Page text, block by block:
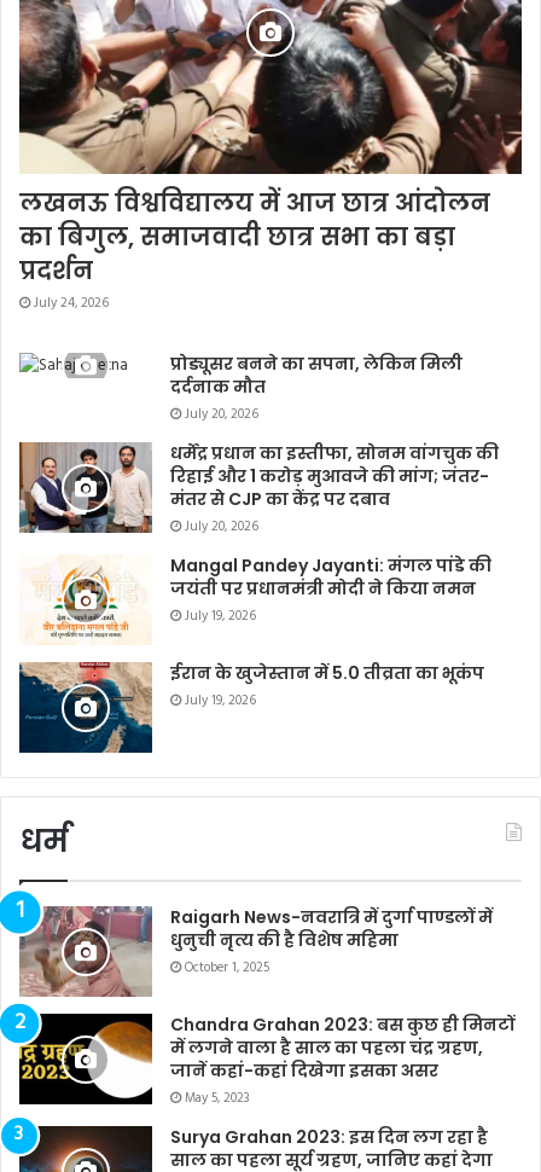
लखनऊ विश्वविद्यालय में आज छात्र आंदोलन
का बिगुल, समाजवादी छात्र सभा का बड़ा
प्रदर्शन
July 24, 2026
प्रोड्यूसर बनने का सपना, लेकिन मिली
दर्दनाक मौत
July 20, 2026
धर्मेंद्र प्रधान का इस्तीफा, सोनम वांगचुक की
रिहाई और 1 करोड़ मुआवजे की मांग; जंतर-
मंतर से CJP का केंद्र पर दबाव
July 20, 2026
Mangal Pandey Jayanti: मंगल पांडे की
जयंती पर प्रधानमंत्री मोदी ने किया नमन
July 19, 2026
ईरान के खुजेस्तान में 5.0 तीव्रता का भूकंप
July 19, 2026
धर्म
Raigarh News-नवरात्रि में दुर्गा पाण्डलों में
धुनुची नृत्य की है विशेष महिमा
October 1, 2025
Chandra Grahan 2023: बस कुछ ही मिनटों
में लगने वाला है साल का पहला चंद्र ग्रहण,
जानें कहां-कहां दिखेगा इसका असर
May 5, 2023
Surya Grahan 2023: इस दिन लग रहा है
साल का पहला सूर्य ग्रहण, जानिए कहां देगा